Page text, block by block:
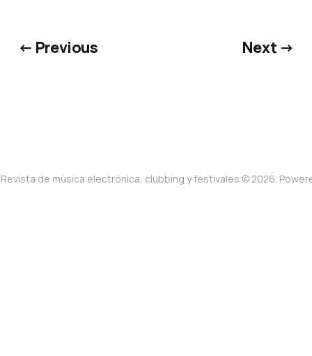
← Previous Next →
de música electrónica, clubbing y festivales © 2026.